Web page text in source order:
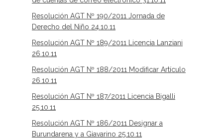
Resolución AGT Nº 190/2011 Jornada de
Derecho del Niño 24.10.11
Resolución AGT Nº 189/2011 Licencia Lanziani
26.10.11
Resolución AGT Nº 188/2011 Modificar Artículo
26.10.11
Resolución AGT Nº 187/2011 Licencia Bigalli
25.10.11
Resolución AGT Nº 186/2011 Designar a
Burundarena y a Giavarino 25.10.11